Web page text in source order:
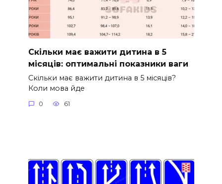
Скільки має важити дитина в 5
місяців: оптимальні показники ваги
Скільки має важити дитина в 5 місяців?
Коли мова йде
0 61